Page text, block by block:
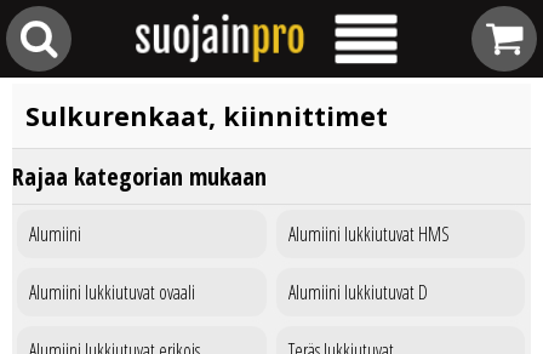
Sulkurenkaat, kiinnittimet
Rajaa kategorian mukaan
Alumiini Alumiini lukkiutuvat HMS
Alumiini lukkiutuvat ovaali Alumiini lukkiutuvat D